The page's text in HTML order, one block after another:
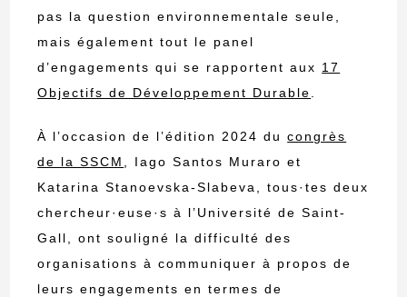
pas la question environnementale seule,
mais également tout le panel
d’engagements qui se rapportent aux 17
Objectifs de Développement Durable
À l’occasion de l’édition 2024 ducongrès
de la SSCM
, Iago Santos Muraro et
Katarina Stanoevska-Slabeva, tous·tes deux
chercheur·euse·s à l’Université de Saint-
Gall, ont souligné la difficulté des
organisations à communiquer à propos de
leurs engagements en termes de